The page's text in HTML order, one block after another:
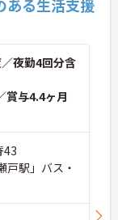
ある生活支援
夜勤4回分含
賞与4.4ヶ月
43
戸駅」バス・